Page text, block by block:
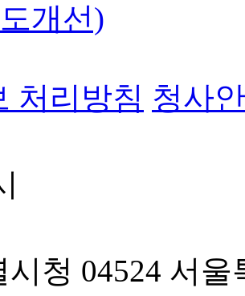
개선)
처리방침 청사
청 04524 서